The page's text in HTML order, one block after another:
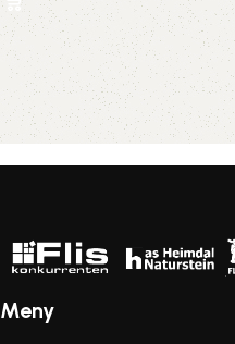
Meny